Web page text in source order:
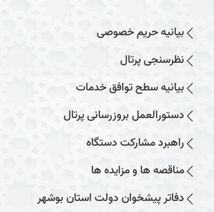
بیانیه حریم خصوصی
نظرسنجی پرتال
بیانیه سطح توافق خدمات
دستورالعمل بروزرسانی پرتال
راهبرد مشارکت دستگاه
مناقصه ها و مزایده ها
دفاتر پیشخوان دولت استان بوشهر